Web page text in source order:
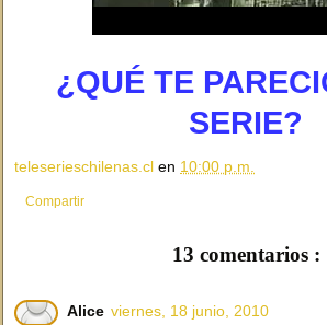
¿QUÉ TE
SERIE?
teleserieschilenas.cl en 10:00 p.m.
Compartir
13 comentarios :
Alice viernes, 18 junio, 2010